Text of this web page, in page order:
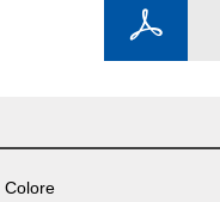
Colore